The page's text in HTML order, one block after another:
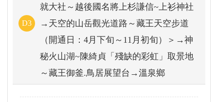
D3
就大社～越後國名將上杉謙信~上衫神社
→天空的山岳觀光道路～藏王天空步道
（開通日：4月下旬～11月初旬）＞→神
秘火山湖~陳綺貞「殘缺的彩虹」取景地
～藏王御釜.鳥居展望台→溫泉鄉